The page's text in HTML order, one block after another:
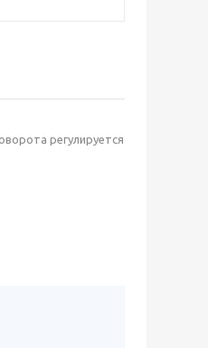
регулируется